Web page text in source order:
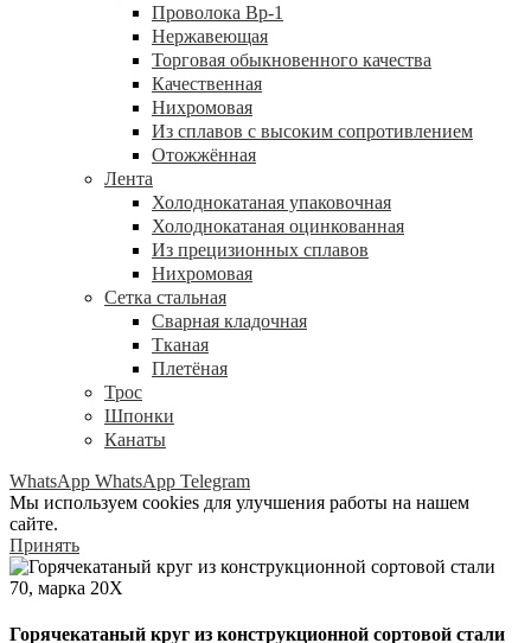
Проволока Вр-1
Нержавеющая
Торговая обыкновенного качества
Качественная
Нихромовая
Из сплавов с высоким сопротивлением
Отожжённая
Лента
Холоднокатаная упаковочная
Холоднокатаная оцинкованная
Из прецизионных сплавов
Нихромовая
Сетка стальная
Сварная кладочная
Тканая
Плетёная
Трос
Шпонки
Канаты
WhatsApp WhatsApp Telegram
Мы используем cookies для улучшения работы на нашем
сайте.
Принять
Горячекатаный круг из конструкционной сортовой стали